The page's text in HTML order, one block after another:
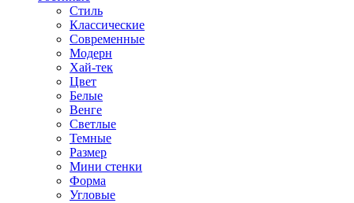
Стиль
Классические
Современные
Модерн
Хай-тек
Цвет
Белые
Венге
Светлые
Темные
Размер
Мини стенки
Форма
Угловые